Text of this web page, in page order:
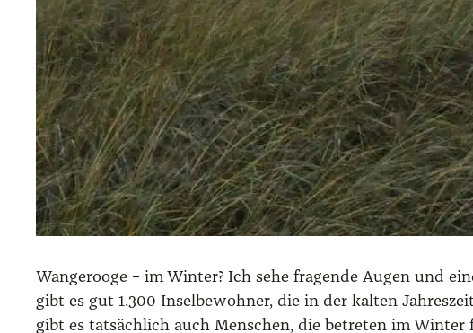
Wan­ger­oo­ge – im Win­ter? Ich sehe fra­gen­de Augen und
gibt es gut 1.300 Insel­be­woh­ner, die in der kal­ten
gibt es tat­säch­lich auch Men­schen, die betre­ten im